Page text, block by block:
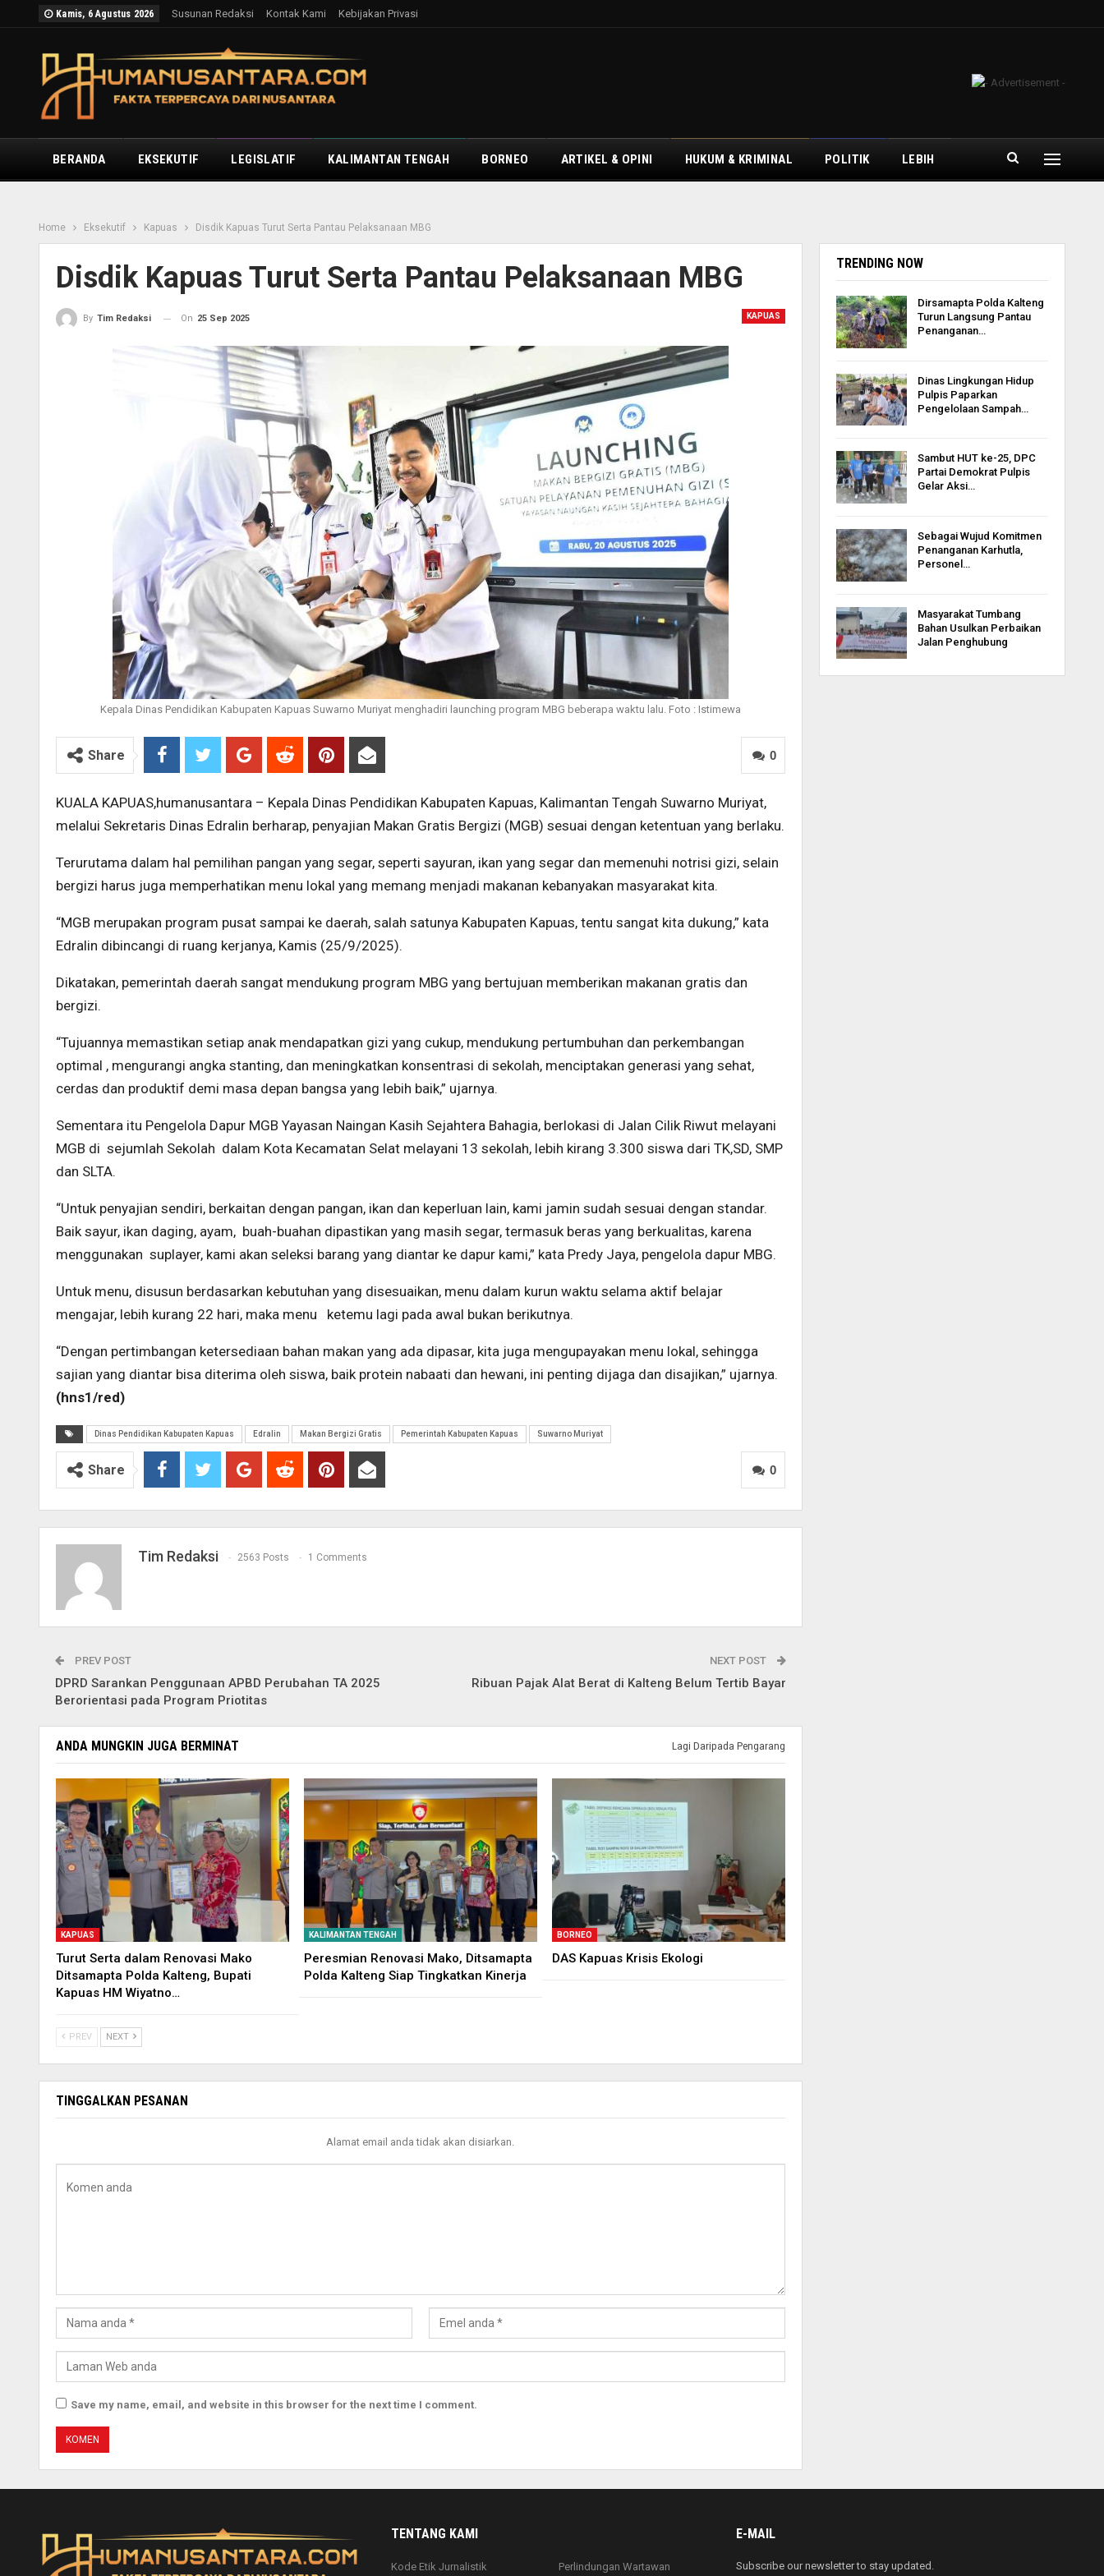
Kamis, 6 Agustus 2026 Susunan Redaksi Kontak Kami Kebijakan Privasi
BERANDA EKSEKUTIF LEGISLATIF KALIMANTAN TENGAH BORNEO ARTIKEL & OPINI HUKUM & KRIMINAL POLITIK LEBIH
Home Eksekutif Kapuas Disdik Kapuas Turut Serta Pantau Pelaksanaan MBG
Disdik Kapuas Turut Serta Pantau Pelaksanaan MBG
KAPUAS
By Tim Redaksi On 25 Sep 2025
Kepala Dinas Pendidikan Kabupaten Kapuas Suwarno Muriyat menghadiri launching program MBG beberapa waktu lalu. Foto : Istimewa
0
Share
KUALA KAPUAS,humanusantara – Kepala Dinas Pendidikan Kabupaten Kapuas, Kalimantan Tengah Suwarno Muriyat,
melalui Sekretaris Dinas Edralin berharap, penyajian Makan Gratis Bergizi (MGB) sesuai dengan ketentuan yang berlaku.
Terurutama dalam hal pemilihan pangan yang segar, seperti sayuran, ikan yang segar dan memenuhi notrisi gizi, selain
bergizi harus juga memperhatikan menu lokal yang memang menjadi makanan kebanyakan masyarakat kita.
“MGB merupakan program pusat sampai ke daerah, salah satunya Kabupaten Kapuas, tentu sangat kita dukung,” kata
Edralin dibincangi di ruang kerjanya, Kamis (25/9/2025).
Dikatakan, pemerintah daerah sangat mendukung program MBG yang bertujuan memberikan makanan gratis dan
bergizi.
“Tujuannya memastikan setiap anak mendapatkan gizi yang cukup, mendukung pertumbuhan dan perkembangan
optimal , mengurangi angka stanting, dan meningkatkan konsentrasi di sekolah, menciptakan generasi yang sehat,
cerdas dan produktif demi masa depan bangsa yang lebih baik,” ujarnya.
Sementara itu Pengelola Dapur MGB Yayasan Naingan Kasih Sejahtera Bahagia, berlokasi di Jalan Cilik Riwut melayani
MGB di sejumlah Sekolah dalam Kota Kecamatan Selat melayani 13 sekolah, lebih kirang 3.300 siswa dari TK,SD, SMP
dan SLTA.
“Untuk penyajian sendiri, berkaitan dengan pangan, ikan dan keperluan lain, kami jamin sudah sesuai dengan standar.
Baik sayur, ikan daging, ayam, buah-buahan dipastikan yang masih segar, termasuk beras yang berkualitas, karena
menggunakan suplayer, kami akan seleksi barang yang diantar ke dapur kami,” kata Predy Jaya, pengelola dapur MBG.
Untuk menu, disusun berdasarkan kebutuhan yang disesuaikan, menu dalam kurun waktu selama aktif belajar
mengajar, lebih kurang 22 hari, maka menu ketemu lagi pada awal bukan berikutnya.
“Dengan pertimbangan ketersediaan bahan makan yang ada dipasar, kita juga mengupayakan menu lokal, sehingga
sajian yang diantar bisa diterima oleh siswa, baik protein nabaati dan hewani, ini penting dijaga dan disajikan,” ujarnya.
(hns1/red)
Dinas Pendidikan Kabupaten Kapuas Edralin Makan Bergizi Gratis Pemerintah Kabupaten Kapuas Suwarno Muriyat
0
Share
Tim Redaksi 2563 Posts 1 Comments
PREV POST
DPRD Sarankan Penggunaan APBD Perubahan TA 2025
Berorientasi pada Program Priotitas
NEXT POST
Ribuan Pajak Alat Berat di Kalteng Belum Tertib Bayar
ANDA MUNGKIN JUGA BERMINAT Lagi Daripada Pengarang
KAPUAS
Turut Serta dalam Renovasi Mako
Ditsamapta Polda Kalteng, Bupati
Kapuas HM Wiyatno…
KALIMANTAN TENGAH
Peresmian Renovasi Mako, Ditsamapta
Polda Kalteng Siap Tingkatkan Kinerja
BORNEO
DAS Kapuas Krisis Ekologi
PREV NEXT
TINGGALKAN PESANAN
Alamat email anda tidak akan disiarkan.
Save my name, email, and website in this browser for the next time I comment.
TRENDING NOW
Dirsamapta Polda Kalteng
Turun Langsung Pantau
Penanganan…
Dinas Lingkungan Hidup
Pulpis Paparkan
Pengelolaan Sampah…
Sambut HUT ke-25, DPC
Partai Demokrat Pulpis
Gelar Aksi…
Sebagai Wujud Komitmen
Penanganan Karhutla,
Personel…
Masyarakat Tumbang
Bahan Usulkan Perbaikan
Jalan Penghubung
TENTANG KAMI
Kode Etik Jurnalistik Perlindungan Wartawan
E-MAIL
Subscribe our newsletter to stay updated.